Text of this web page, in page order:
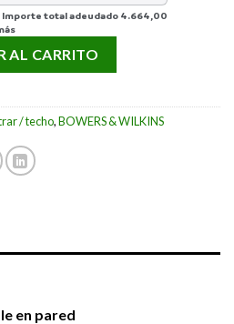
Importe total adeudado 4.664,00
8.3D cantidad
AL CARRITO
/ techo,BOWERS & WILKINS
en pared